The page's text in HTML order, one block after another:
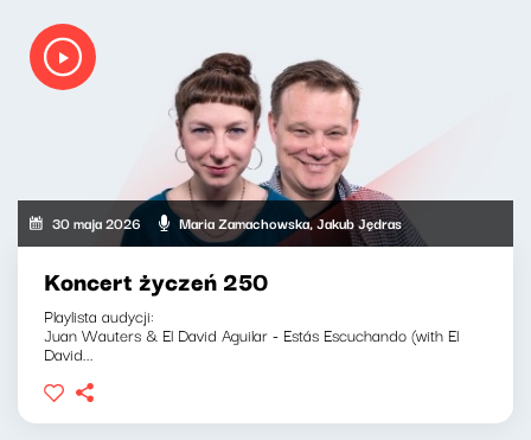
30 maja 2026 Maria Zamachowska, Jakub Jędras
Koncert życzeń 250
Playlista audycji:
Juan Wauters & El David Aguilar - Estás Escuchando (with El
David...